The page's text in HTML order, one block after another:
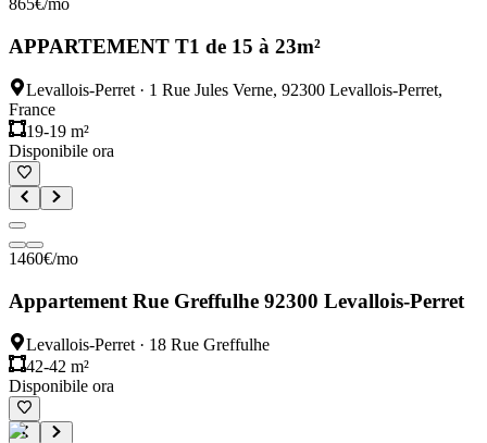
APPARTEMENT T1 de 15 à 23m²
Levallois-Perret · 1 Rue Jules Verne, 92300 Levallois-Perret,
France
19-19 m²
Disponibile ora
1460€/mo
Appartement Rue Greffulhe 92300 Levallois-Perret
Levallois-Perret · 18 Rue Greffulhe
42-42 m²
Disponibile ora